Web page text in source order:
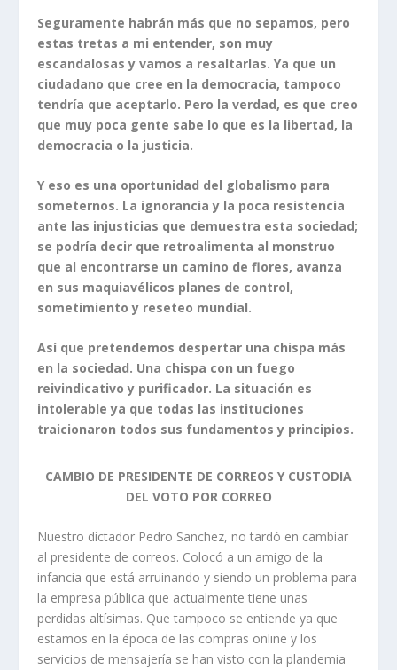
Seguramente habrán más que no sepamos, pero
estas tretas a mi entender, son muy
escandalosas y vamos a resaltarlas. Ya que un
ciudadano que cree en la democracia, tampoco
tendría que aceptarlo. Pero la verdad, es que creo
que muy poca gente sabe lo que es la libertad, la
democracia o la justicia.
Y eso es una oportunidad del globalismo para
someternos. La ignorancia y la poca resistencia
ante las injusticias que demuestra esta sociedad;
se podría decir que retroalimenta al monstruo
que al encontrarse un camino de flores, avanza
en sus maquiavélicos planes de control,
sometimiento y reseteo mundial.
Así que pretendemos despertar una chispa más
en la sociedad. Una chispa con un fuego
reivindicativo y purificador. La situación es
intolerable ya que todas las instituciones
traicionaron todos sus fundamentos y principios.
CAMBIO DE PRESIDENTE DE CORREOS Y CUSTODIA
DEL VOTO POR CORREO
Nuestro dictador Pedro Sanchez, no tardó en cambiar
al presidente de correos. Colocó a un amigo de la
infancia que está arruinando y siendo un problema para
la empresa pública que actualmente tiene unas
perdidas altísimas. Que tampoco se entiende ya que
estamos en la época de las compras online y los
servicios de mensajería se han visto con la plandemia